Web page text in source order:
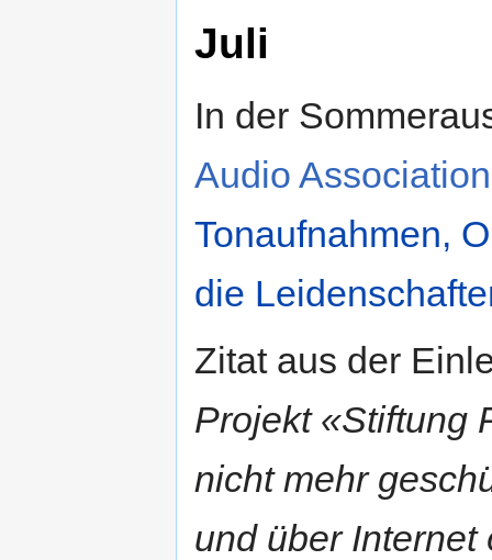
Juli
In der
Audio
Tonaufnahmen,
die
Zitat aus der
Projekt «Stiftung
nicht mehr
und über